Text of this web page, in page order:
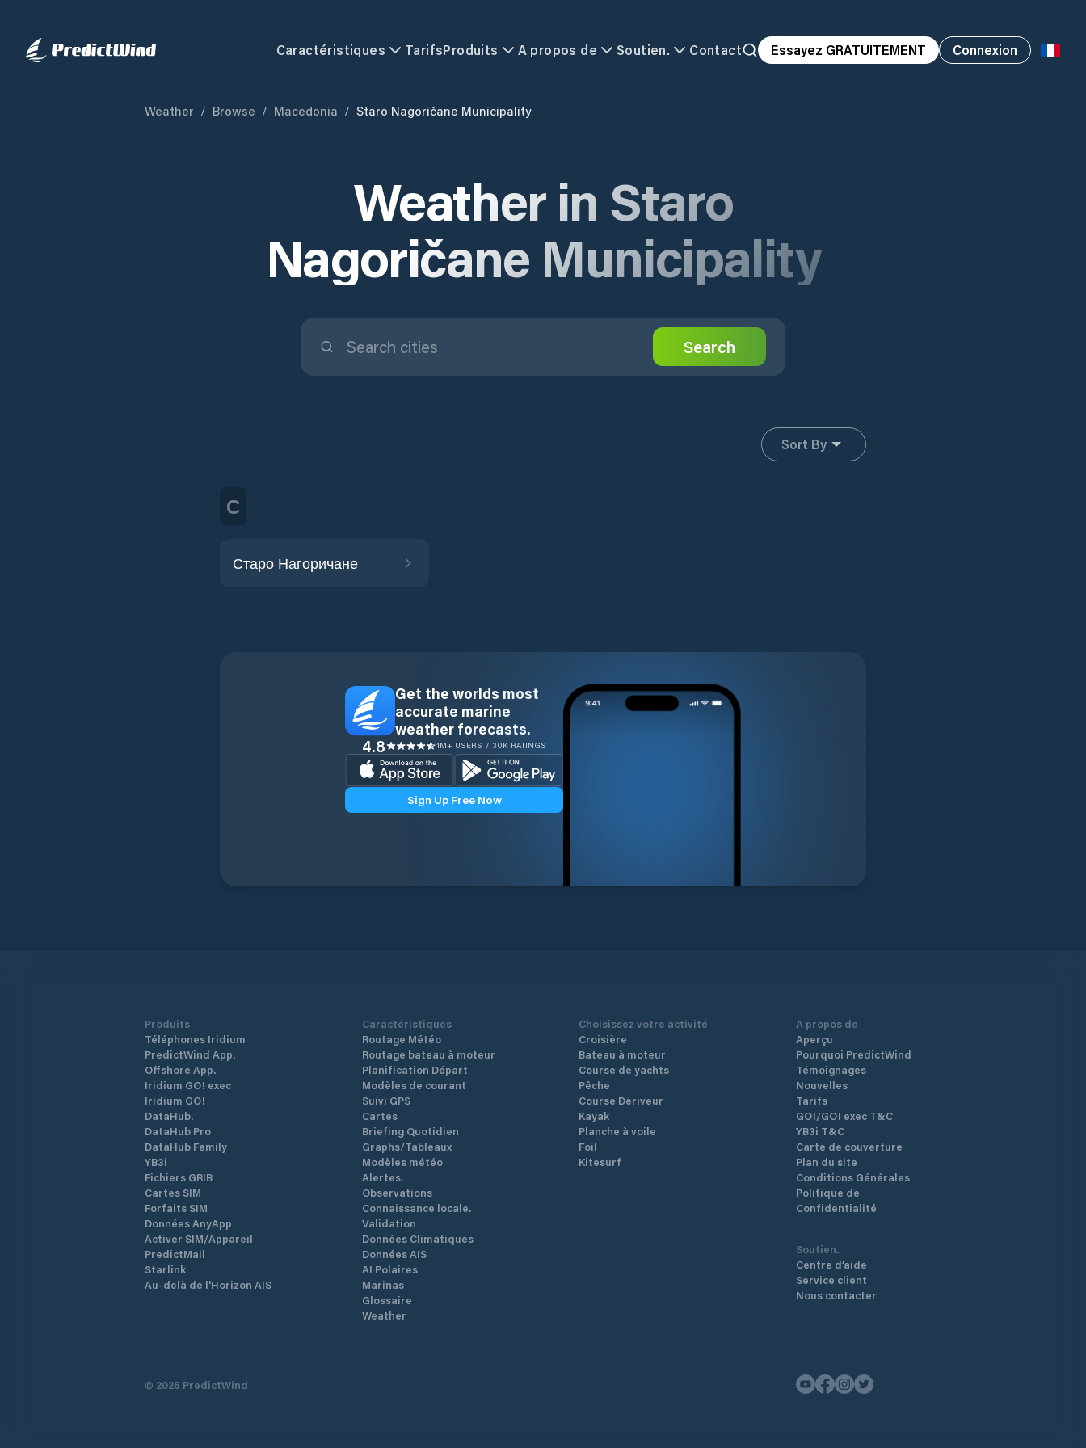
Caractéristiques TarifsProduits A propos de Soutien. Contact Essayez GRATUITEMENT Connexion
Weather / Browse / Macedonia / Staro Nagoričane Municipality
Weather in Staro
Nagoričane Municipality
Search
Sort By
С
Старо Нагоричане
Get the worlds most
accurate marine
weather forecasts.
4.8 1M+ USERS / 30K RATINGS
Sign Up Free Now
Produits
Téléphones Iridium
PredictWind App.
Offshore App.
Iridium GO! exec
Iridium GO!
DataHub.
DataHub Pro
DataHub Family
YB3i
Fichiers GRIB
Cartes SIM
Forfaits SIM
Données AnyApp
Activer SIM/Appareil
PredictMail
Starlink
Au-delà de l'Horizon AIS
Caractéristiques
Routage Météo
Routage bateau à moteur
Planification Départ
Modèles de courant
Suivi GPS
Cartes
Briefing Quotidien
Graphs/Tableaux
Modèles météo
Alertes.
Observations
Connaissance locale.
Validation
Données Climatiques
Données AIS
AI Polaires
Marinas
Glossaire
Weather
Choisissez votre activité
Croisière
Bateau à moteur
Course de yachts
Pêche
Course Dériveur
Kayak
Planche à voile
Foil
Kitesurf
A propos de
Aperçu
Pourquoi PredictWind
Témoignages
Nouvelles
Tarifs
GO!/GO! exec T&C
YB3i T&C
Carte de couverture
Plan du site
Conditions Générales
Politique de
Confidentialité
Soutien.
Centre d’aide
Service client
Nous contacter
© 2026 PredictWind